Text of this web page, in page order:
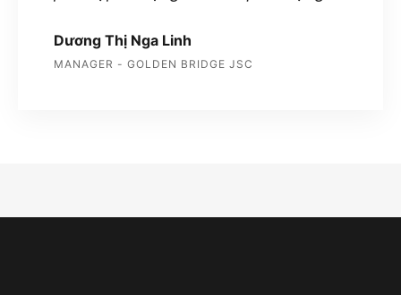
Dương Thị Nga Linh
MANAGER - GOLDEN BRIDGE JSC